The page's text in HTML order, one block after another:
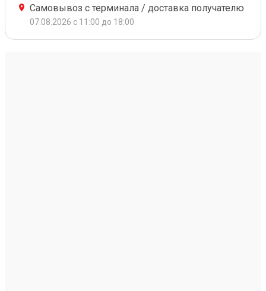
Самовывоз с терминала / доставка получателю
07.08.2026 с 11:00 до 18:00